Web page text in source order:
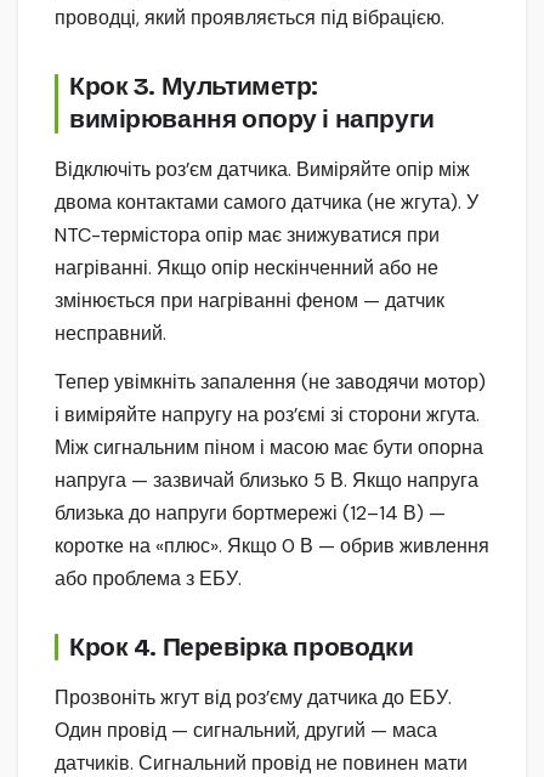
проводці, який проявляється під вібрацією.
Крок 3. Мультиметр:
вимірювання опору і напруги
Відключіть роз’єм датчика. Виміряйте опір між
двома контактами самого датчика (не жгута). У
NTC-термістора опір має знижуватися при
нагріванні. Якщо опір нескінченний або не
змінюється при нагріванні феном — датчик
несправний.
Тепер увімкніть запалення (не заводячи мотор)
і виміряйте напругу на роз’ємі зі сторони жгута.
Між сигнальним піном і масою має бути опорна
напруга — зазвичай близько 5 В. Якщо напруга
близька до напруги бортмережі (12–14 В) —
коротке на «плюс». Якщо 0 В — обрив живлення
або проблема з ЕБУ.
Крок 4. Перевірка проводки
Прозвоніть жгут від роз’єму датчика до ЕБУ.
Один провід — сигнальний, другий — маса
датчиків. Сигнальний провід не повинен мати